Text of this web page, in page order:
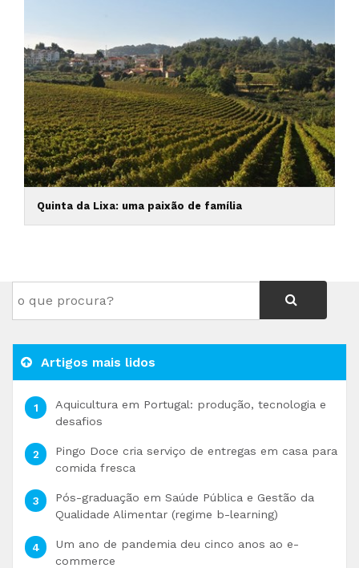
Quinta da Lixa: uma paixão de família
Artigos mais lidos
Aquicultura em Portugal: produção, tecnologia e
desafios
Pingo Doce cria serviço de entregas em casa para
comida fresca
Pós-graduação em Saúde Pública e Gestão da
Qualidade Alimentar (regime b-learning)
Um ano de pandemia deu cinco anos ao e-
commerce